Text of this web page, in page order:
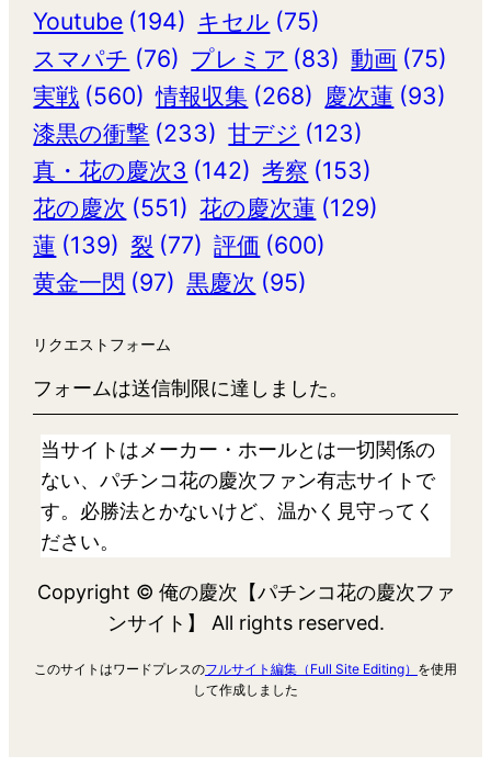
Youtube (194) キセル (75)
スマパチ (76) プレミア (83) 動画 (75)
実戦 (560) 情報収集 (268) 慶次蓮 (93)
漆黒の衝撃 (233) 甘デジ (123)
真・花の慶次3 (142) 考察 (153)
花の慶次 (551) 花の慶次蓮 (129)
蓮 (139) 裂 (77) 評価 (600)
黄金一閃 (97) 黒慶次 (95)
リクエストフォーム
フォームは送信制限に達しました。
当サイトはメーカー・ホールとは一切関係の
ない、パチンコ花の慶次ファン有志サイトで
す。必勝法とかないけど、温かく見守ってく
ださい。
Copyright © 俺の慶次【パチンコ花の慶次ファ
ンサイト】 All rights reserved.
このサイトはワードプレスのフルサイト編集（Full Site Editing） を使用
して作成しました